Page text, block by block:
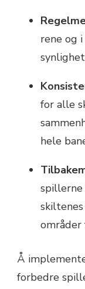
rene og
for alle
hele
områder
Å
forbedre